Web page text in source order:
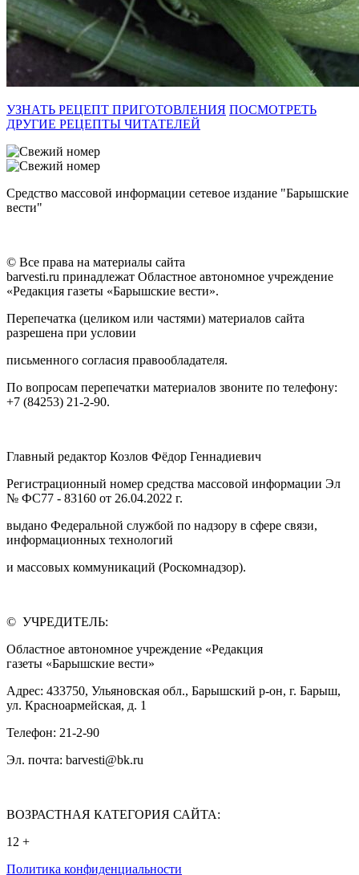
УЗНАТЬ РЕЦЕПТ ПРИГОТОВЛЕНИЯ ПОСМОТРЕТЬ
ДРУГИЕ РЕЦЕПТЫ ЧИТАТЕЛЕЙ
Средство массовой информации сетевое издание "Барышские
вести"
© Все права на материалы сайта
barvesti.ru принадлежат Областное автономное учреждение
«Редакция газеты «Барышские вести».
Перепечатка (целиком или частями) материалов сайта
разрешена при условии
письменного согласия правообладателя.
По вопросам перепечатки материалов звоните по телефону:
+7 (84253) 21-2-90.
Главный редактор Козлов Фёдор Геннадиевич
Регистрационный номер средства массовой информации Эл
№ ФС77 - 83160 от 26.04.2022 г.
выдано Федеральной службой по надзору в сфере связи,
информационных технологий
и массовых коммуникаций (Роскомнадзор).
© УЧРЕДИТЕЛЬ:
Областное автономное учреждение «Редакция
газеты «Барышские вести»
Адрес: 433750, Ульяновская обл., Барышский р-он, г. Барыш,
ул. Красноармейская, д. 1
Телефон: 21-2-90
Эл. почта: barvesti@bk.ru
ВОЗРАСТНАЯ КАТЕГОРИЯ САЙТА:
12 +
Политика конфиденциальности